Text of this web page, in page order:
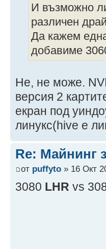
И възможно
различен
Да кажем
добавиме
Не, не може.
версия 2
екран под
линукс(hive е
Re: Майнинг
от puffyto » 16 Окт
3080 LHR vs